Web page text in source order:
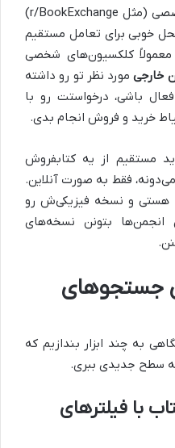
جاهایی مثل ساب‌ردیت‌های تخصصی (مثل r/BookExchange)
محل خوبی برای تعامل مستقیم
معمولاً کلکسیون‌های شخصی
خارجیمورد نظر تو رو داشته
باشی، درخواستت رو با
خرید و فروش انجام بدی.
مستقیم از یه کتابفروش
فقط به صورت آنلاین.
هستی و نسخه فیزیکی‌ش رو
انجمن‌ها بتونن نسخه‌های
جستجوهای
به چند ابزار بندازیم که
سطح جدیدی ببری.
با فیلترهای